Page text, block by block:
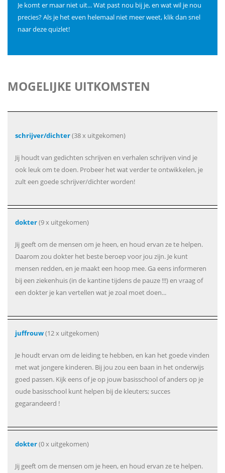
Je komt er maar niet uit... Wat past nou bij je, en wat wil je nou
precies? Als je het even helemaal niet meer weet, klik dan snel
naar deze quizlet!
MOGELIJKE UITKOMSTEN
schrijver/dichter(38 x uitgekomen)
Jij houdt van gedichten schrijven en verhalen schrijven vind je
ook leuk om te doen. Probeer het wat verder te ontwikkelen, je
zult een goede schrijver/dichter worden!
dokter(9 x uitgekomen)
Jij geeft om de mensen om je heen, en houd ervan ze te helpen.
Daarom zou dokter het beste beroep voor jou zijn. Je kunt
mensen redden, en je maakt een hoop mee. Ga eens informeren
bij een ziekenhuis (in de kantine tijdens de pauze !!!) en vraag of
een dokter je kan vertellen wat je zoal moet doen...
juffrouw(12 x uitgekomen)
Je houdt ervan om de leiding te hebben, en kan het goede vinden
met wat jongere kinderen. Bij jou zou een baan in het onderwijs
goed passen. Kijk eens of je op jouw basisschool of anders op je
oude basisschool kunt helpen bij de kleuters; succes
gegarandeerd !
dokter(0 x uitgekomen)
Jij geeft om de mensen om je heen, en houd ervan ze te helpen.